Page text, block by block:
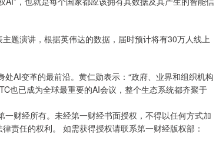
题演讲，根据英伟达的数据，届时预计将有30万人线上
AI变革的最前沿。黄仁勋表示：“政府、业界和组织机构
也已成为全球最重要的AI会议，整个生态系统都齐聚于
财经所有。未经第一财经书面授权，不得以任何方式加
责任的权利。 如需获得授权请联系第一财经版权部：